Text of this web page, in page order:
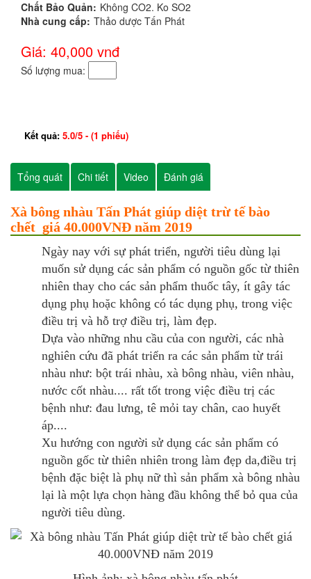
Chất Bảo Quản: Không CO2. Ko SO2
Nhà cung cấp: Thảo dược Tấn Phát
Giá: 40,000 vnđ
Số lượng mua:
Kết quả: 5.0/5 - (1 phiếu)
Tổng quát Chi tiết Video Đánh giá
Xà bông nhàu Tấn Phát giúp diệt trừ tế bào
chết giá 40.000VNĐ năm 2019
Ngày nay với sự phát triển, người tiêu dùng lại
muốn sử dụng các sản phẩm có nguồn gốc từ thiên
nhiên thay cho các sản phẩm thuốc tây, ít gây tác
dụng phụ hoặc không có tác dụng phụ, trong việc
điều trị và hỗ trợ điều trị, làm đẹp.
Dựa vào những nhu cầu của con người, các nhà
nghiên cứu đã phát triển ra các sản phẩm từ trái
nhàu như: bột trái nhàu, xà bông nhàu, viên nhàu,
nước cốt nhàu.... rất tốt trong việc điều trị các
bệnh như: đau lưng, tê mỏi tay chân, cao huyết
áp....
Xu hướng con người sử dụng các sản phẩm có
nguồn gốc từ thiên nhiên trong làm đẹp da,điều trị
bệnh đặc biệt là phụ nữ thì sản phẩm xà bông nhàu
lại là một lựa chọn hàng đầu không thể bỏ qua của
người tiêu dùng.